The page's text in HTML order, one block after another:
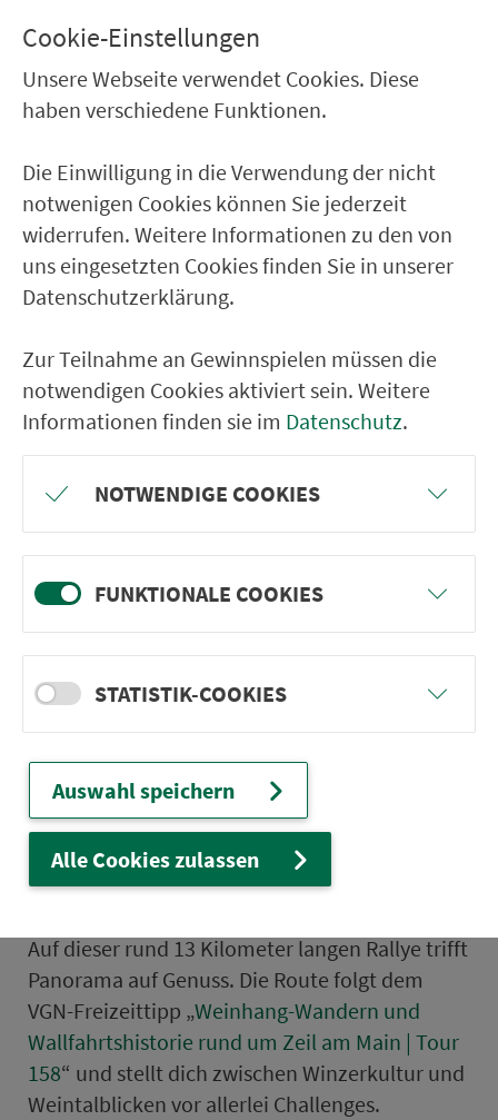
Motto dieser Rallye. Erlebe auf etwa
19 Kilometern Mühlenklappern,
Ruinenromantik und Wildwasserrauschen und
mach dich auf Thors Spuren in der
noch obendrauf …
High­lights:
Schnitzeljagd mit Spürnasen-Aufgaben und
Natur-Challenges
Wildwasserwildnis in der Steinachklamm
Hoch hinaus am Aussichtsturm am
Haßberge
Auf dieser rund 13 Kilometer langen Rallye trifft
Panorama auf Genuss. Die Route folgt dem
VGN-Frei­zeittipp „Weinhang-Wandern und
Wallfahrtshistorie rund um Zeil am Main | Tour
158“ und stellt dich zwischen Winzerkultur und
Weintalblicken vor allerlei Challenges.
Cookie-Einstellungen
Unsere Webseite verwendet Cookies. Diese
haben verschiedene Funktionen.
Die Einwilligung in die Verwendung der nicht
notwenigen Cookies können Sie jederzeit
widerrufen. Weitere Informationen zu den von
uns eingesetzten Cookies finden Sie in unserer
Datenschutzerklärung.
Zur Teilnahme an Gewinnspielen müssen die
notwendigen Cookies aktiviert sein. Weitere
Informationen finden sie im Datenschutz.
NOTWENDIGE COOKIES
FUNKTIONALE COOKIES
STATISTIK-COOKIES
Auswahl speichern
Alle Cookies zulassen